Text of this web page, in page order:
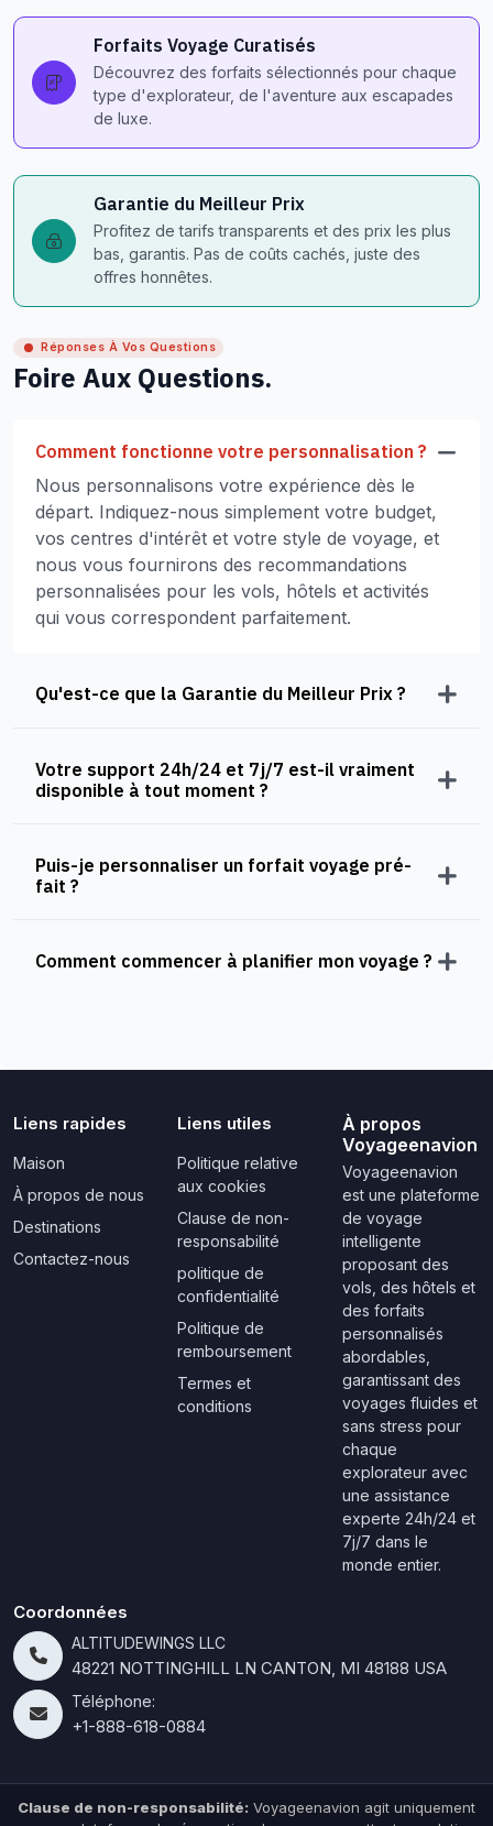
Forfaits Voyage Curatisés
Découvrez des forfaits sélectionnés pour chaque
type d'explorateur, de l'aventure aux escapades
de luxe.
Garantie du Meilleur Prix
Profitez de tarifs transparents et des prix les plus
bas, garantis. Pas de coûts cachés, juste des
offres honnêtes.
Réponses À Vos Questions
Foire Aux Questions.
Comment fonctionne votre personnalisation ?
Nous personnalisons votre expérience dès le
départ. Indiquez-nous simplement votre budget,
vos centres d'intérêt et votre style de voyage, et
nous vous fournirons des recommandations
personnalisées pour les vols, hôtels et activités
qui vous correspondent parfaitement.
Qu'est-ce que la Garantie du Meilleur Prix ?
Votre support 24h/24 et 7j/7 est-il vraiment
disponible à tout moment ?
Puis-je personnaliser un forfait voyage pré-
fait ?
Comment commencer à planifier mon voyage ?
Liens rapides
Maison
À propos de nous
Destinations
Contactez-nous
Liens utiles
Politique relative
aux cookies
Clause de non-
responsabilité
politique de
confidentialité
Politique de
remboursement
Termes et
conditions
À propos
Voyageenavion
Voyageenavion
est une plateforme
de voyage
intelligente
proposant des
vols, des hôtels et
des forfaits
personnalisés
abordables,
garantissant des
voyages fluides et
sans stress pour
chaque
explorateur avec
une assistance
experte 24h/24 et
7j/7 dans le
monde entier.
Coordonnées
ALTITUDEWINGS LLC
48221 NOTTINGHILL LN CANTON, MI 48188 USA
Téléphone:
+1-888-618-0884
Clause de non-responsabilité: Voyageenavion agit uniquement